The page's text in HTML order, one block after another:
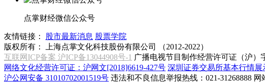
点掌财经微信公众号
友情链接： 股市最新消息 股票学院
版权所有：
上海点掌文化科技股份有限公司 （2012-2022）
互联网ICP备案 沪ICP备13044908号-1 广播电视节目制作经营许可证（沪）
网络文化经营许可证：沪网文[2018]6619-427号 深圳证券交易所基本行情展
沪公网安备 31010702001519号 违法和不良信息举报热线：021-31268888 网